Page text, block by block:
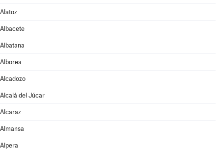
Alatoz
Albacete
Albatana
Alborea
Alcadozo
Alcalá del Júcar
Alcaraz
Almansa
Alpera